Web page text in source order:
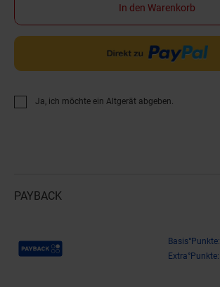
In den Warenkorb
Ja, ich möchte ein Altgerät abgeben.
PAYBACK
Payback Punkte Basis°Punkte:
Extra°Punkte: